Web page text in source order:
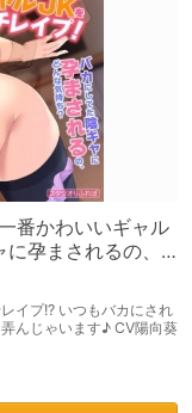
番かわいいギャル
孕まされるの、
イプ!? いつもバカにされ
んじゃいます♪ CV陽向葵